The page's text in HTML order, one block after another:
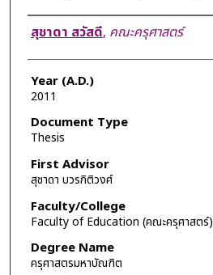
Author
สุชาดา สวัสดี, คณะครุศาสตร์
Year (A.D.)
2011
Document Type
Thesis
First Advisor
สุชาดา บวรกิติวงศ์
Faculty/College
Faculty of Education (คณะครุศาสตร์)
Degree Name
ครุศาสตรมหาบัณฑิต